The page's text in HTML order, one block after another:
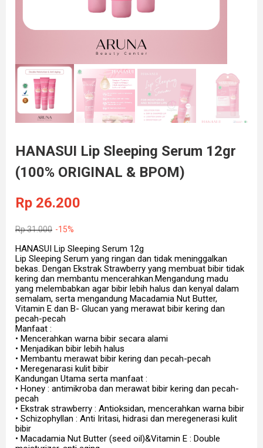
HANASUI Lip Sleeping Serum 12gr
(100% ORIGINAL & BPOM)
Rp 26.200
Rp31.000 -15%
HANASUI Lip Sleeping Serum 12g
Lip Sleeping Serum yang ringan dan tidak meninggalkan
bekas. Dengan Ekstrak Strawberry yang membuat bibir tidak
kering dan membantu mencerahkan.Mengandung madu
yang melembabkan agar bibir lebih halus dan kenyal dalam
semalam, serta mengandung Macadamia Nut Butter,
Vitamin E dan B- Glucan yang merawat bibir kering dan
pecah-pecah
Manfaat :
• Mencerahkan warna bibir secara alami
• Menjadikan bibir lebih halus
• Membantu merawat bibir kering dan pecah-pecah
• Meregenarasi kulit bibir
Kandungan Utama serta manfaat :
• Honey : antimikroba dan merawat bibir kering dan pecah-
pecah
• Ekstrak strawberry : Antioksidan, mencerahkan warna bibir
• Schizophyllan : Anti Iritasi, hidrasi dan meregenerasi kulit
bibir
• Macadamia Nut Butter (seed oil)&Vitamin E : Double